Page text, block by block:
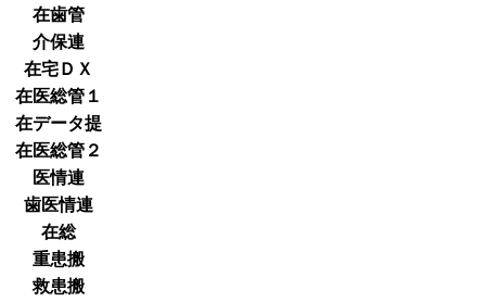
在歯管
介保連
在宅ＤＸ
在医総管１
在データ提
在医総管２
医情連
歯医情連
在総
重患搬
救患搬